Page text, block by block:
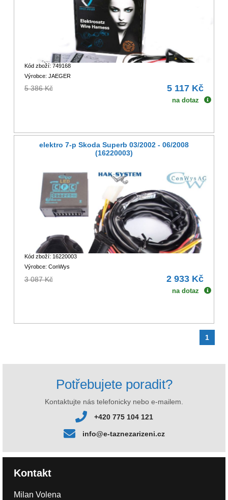
Kód zboží: 749168
Výrobce: JAEGER
5 386 Kč 5 117 Kč
na dotaz
elektro 7-p Skoda Superb 03/2002 - 06/2008
(16220003)
Kód zboží: 16220003
Výrobce: ConWys
3 087 Kč 2 933 Kč
na dotaz
1
Potřebujete poradit?
Kontaktujte nás telefonicky nebo e-mailem.
+420 775 104 121
info@e-taznezarizeni.cz
Kontakt
Milan Volena